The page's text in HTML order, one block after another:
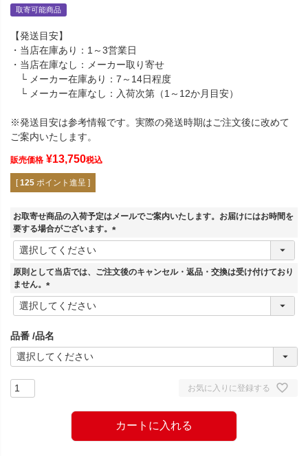
取寄可能商品
【発送目安】
・当店在庫あり：1～3営業日
・当店在庫なし：メーカー取り寄せ
└ メーカー在庫あり：7～14日程度
└ メーカー在庫なし：入荷次第（1～12か月目安）
※発送目安は参考情報です。実際の発送時期はご注文後に改めて
ご案内いたします。
販売価格 ¥13,750税込
[ 125 ポイント進呈 ]
お取寄せ商品の入荷予定はメールでご案内いたします。お届けにはお時間を
要する場合がございます。
(
須
原則として当店では、ご注文後のキャンセル・返品・交換は受け付けており
ません。
(
必
)
品番 品名
お気に入りに登録する
カートに入れる